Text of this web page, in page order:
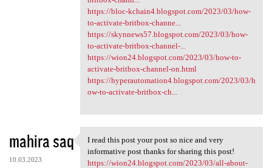
https://bloc-kchain4.blogspot.com/2023/03/how-
to-activate-britbox-channe...
https://skynnews57.blogspot.com/2023/03/how-
to-activate-britbox-channel-...
https://wion24.blogspot.com/2023/03/how-to-
activate-britbox-channel-on.html
https://hyperautomation4.blogspot.com/2023/03/h
ow-to-activate-britbox-ch...
mahira saq
10.03.2023
I read this post your post so
I read this post your post so nice and very
informative post thanks for sharing this post!
https://wion24.blogspot.com/2023/03/all-about-